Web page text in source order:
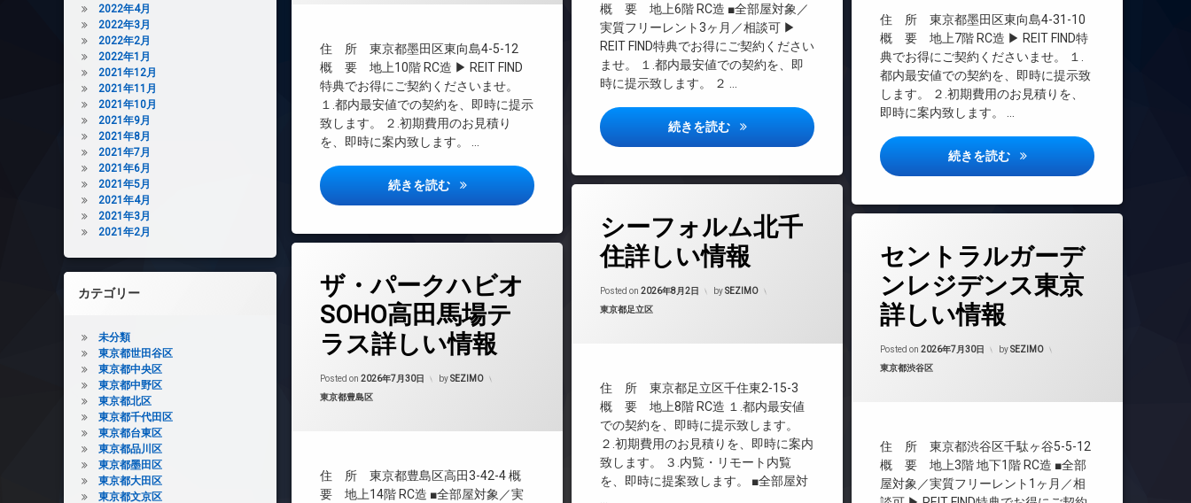
概 要 地上6階 RC造 ■全部屋対象／
実質フリーレント3ヶ月／相談可 ▶
REIT FIND特典でお得にご契約ください
ませ。 １.都内最安値での契約を、即
時に提示致します。 ２ …
続きを読む ヴィスタコート幡ヶ谷詳しい情報
エレベーター
オートロック
デザイナーズ
バイク置き場
内廊下
宅配ボックス
駐車場
駐輪場
住 所 東京都墨田区東向島4-5-12
概 要 地上10階 RC造 ▶ REIT FIND
特典でお得にご契約くださいませ。
１.都内最安値での契約を、即時に提示
致します。 ２.初期費用のお見積り
を、即時に案内致します。 …
続きを読む アイルグランデ押上ノース詳しい情報
オートロック
デザイナーズ
バイク置き場
ペット可
宅配ボックス
敷地内ゴミ置き場
防犯カメラ
駐輪場
住 所 東京都墨田区東向島4-31-10
概 要 地上7階 RC造 ▶ REIT FIND特
典でお得にご契約くださいませ。 １.
都内最安値での契約を、即時に提示致
します。 ２.初期費用のお見積りを、
即時に案内致します。 …
続きを読む ジェノヴィア東向島4詳しい情
エレベーター
オートロック
デザイナーズ
バイク置き場
ペット可
宅配ボックス
敷地内ゴミ置き場
駐輪場
シーフォルム北千
住詳しい情報
Posted on 2026年8月2日 bySEZIMO
カテゴリー:
東京都足立区
住 所 東京都足立区千住東2-15-3
概 要 地上8階 RC造 １.都内最安値
での契約を、即時に提示致します。
２.初期費用のお見積りを、即時に案内
致します。 ３.内覧・リモート内覧
を、即時に提案致します。 ■全部屋対
24時間管理
CATV
インターネット無料
エレベーター
オートロック
デザイナーズ
バイク置き場
セントラルガーデ
ンレジデンス東京
詳しい情報
Posted on 2026年7月30日 bySEZIMO
カテゴリー:
東京都渋谷区
住 所 東京都渋谷区千駄ヶ谷5-5-12
概 要 地上3階 地下1階 RC造 ■全部
屋対象／実質フリーレント1ヶ月／相
24時間管理
CATV
REIT系ブランドマンション
デザイナーズ
ペット可
ザ・パークハビオ
SOHO高田馬場テ
ラス詳しい情報
Posted on 2026年7月30日 bySEZIMO
カテゴリー:
東京都豊島区
住 所 東京都豊島区高田3-42-4 概
要 地上14階 RC造 ■全部屋対象／実
24時間管理
CATV
REIT系ブランドマンション
オートロック
2022年4月
2022年3月
2022年2月
2022年1月
2021年12月
2021年11月
2021年10月
2021年9月
2021年8月
2021年7月
2021年6月
2021年5月
2021年4月
2021年3月
2021年2月
カテゴリー
未分類
東京都世田谷区
東京都中央区
東京都中野区
東京都北区
東京都千代田区
東京都台東区
東京都品川区
東京都墨田区
東京都大田区
東京都文京区